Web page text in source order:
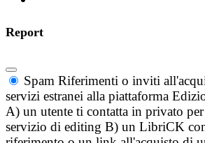
Report
Spam Riferimenti o inviti
servizi estranei alla piattaforma
A) un utente ti contatta in privato
servizio di editing B) un LibriCK